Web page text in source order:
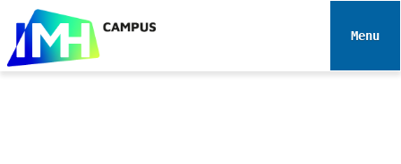
e
Toggle